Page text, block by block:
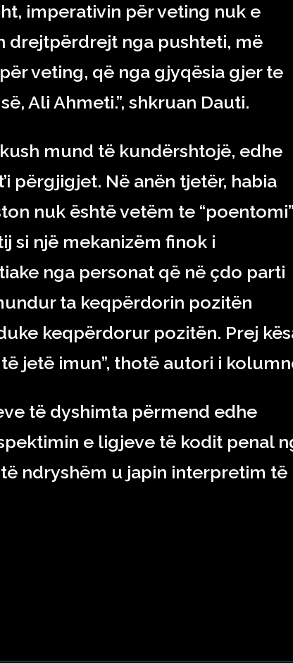
imperativin për veting nuk e
drejtpërdrejt nga pushteti, më
veting, që nga gjyqësia gjer te
Ali Ahmeti.”, shkruan Dauti.
mund të kundërshtojë, edhe
përgjigjet. Në anën tjetër, habia
nuk është vetëm te
si një mekanizëm finok i
nga personat që në çdo parti
ta keqpërdorin pozitën
keqpërdorur pozitën. Prej
jetë imun”, thotë autori i
të dyshimta përmend edhe
e ligjeve të kodit penal
ndryshëm u japin interpretim të